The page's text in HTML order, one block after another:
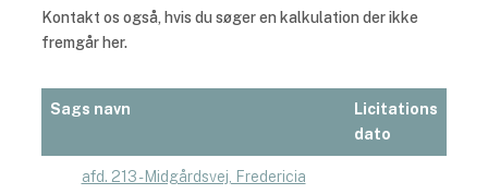
Kontakt os også, hvis du søger en kalkulation der ikke
fremgår her.
Sags navn
Licitations
dato
afd. 213 - Midgårdsvej, Fredericia